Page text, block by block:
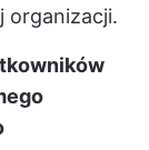
organizacji.